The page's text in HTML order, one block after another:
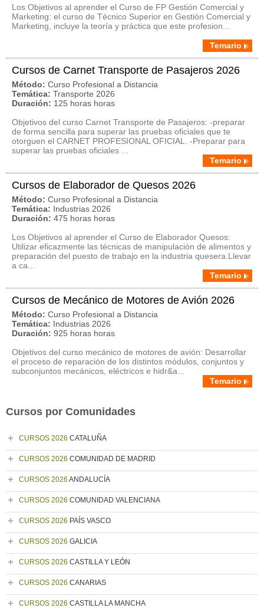
Los Objetivos al aprender el Curso de FP Gestión Comercial y
Marketing: el curso de Técnico Superior en Gestión Comercial y
Marketing, incluye la teoría y práctica que este profesion...
Temario
Cursos de Carnet Transporte de Pasajeros 2026
Método: Curso Profesional a Distancia
Temática: Transporte 2026
Duración: 125 horas horas
Objetivos del curso Carnet Transporte de Pasajeros: -preparar
de forma sencilla para superar las pruebas oficiales que te
otorguen el CARNET PROFESIONAL OFICIAL. -Preparar para
superar las pruebas oficiales ...
Temario
Cursos de Elaborador de Quesos 2026
Método: Curso Profesional a Distancia
Temática: Industrias 2026
Duración: 475 horas horas
Los Objetivos al aprender el Curso de Elaborador Quesos:
Utilizar eficazmente las técnicas de manipulación de alimentos y
preparación del puesto de trabajo en la industria quesera.Llevar
a ca...
Temario
Cursos de Mecánico de Motores de Avión 2026
Método: Curso Profesional a Distancia
Temática: Industrias 2026
Duración: 925 horas horas
Objetivos del curso mecánico de motores de avión: Desarrollar
el proceso de reparación de los distintos módulos, conjuntos y
subconjuntos mecánicos, eléctricos e hidr&a...
Temario
Cursos por Comunidades
CURSOS 2026 CATALUÑA
CURSOS 2026 COMUNIDAD DE MADRID
CURSOS 2026 ANDALUCÍA
CURSOS 2026 COMUNIDAD VALENCIANA
CURSOS 2026 PAÍS VASCO
CURSOS 2026 GALICIA
CURSOS 2026 CASTILLA Y LEÓN
CURSOS 2026 CANARIAS
CURSOS 2026 CASTILLA LA MANCHA